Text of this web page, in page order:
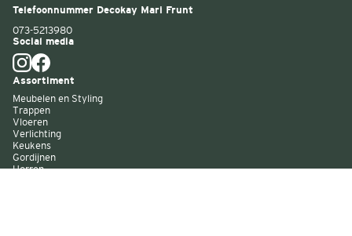
Telefoonnummer Decokay Mari Frunt
073-5213980
Social media
Assortiment
Meubelen en Styling
Trappen
Vloeren
Verlichting
Keukens
Gordijnen
Horren